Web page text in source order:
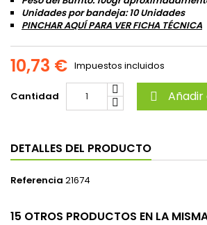
Unidades por bandeja: 10 Unidades
PINCHAR AQUÍ PARA VER FICHA TÉCNICA
10,73 € Impuestos incluidos
Cantidad 
DETALLES DEL PRODUCTO
Referencia 21674
15 OTROS PRODUCTOS EN LA